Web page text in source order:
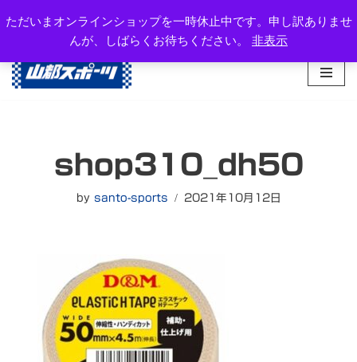
ただいまオンラインショップを一時休止中です。申し訳ありませ
んが、しばらくお待ちください。 非表示
ン
テ
岐阜県高山市西之一色町3-1081-2
TEL：0577-34-3434
shop310_dh50
by santo-sports 2021年10月12日